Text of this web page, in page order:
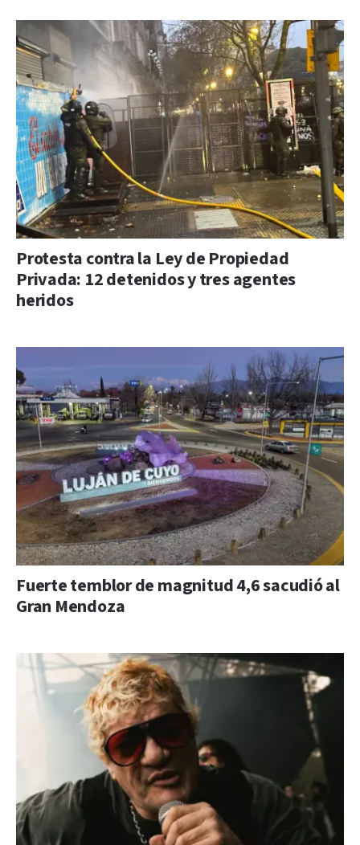
Protesta contra la Ley de Propiedad
Privada: 12 detenidos y tres agentes
heridos
Fuerte temblor de magnitud 4,6 sacudió al
Gran Mendoza